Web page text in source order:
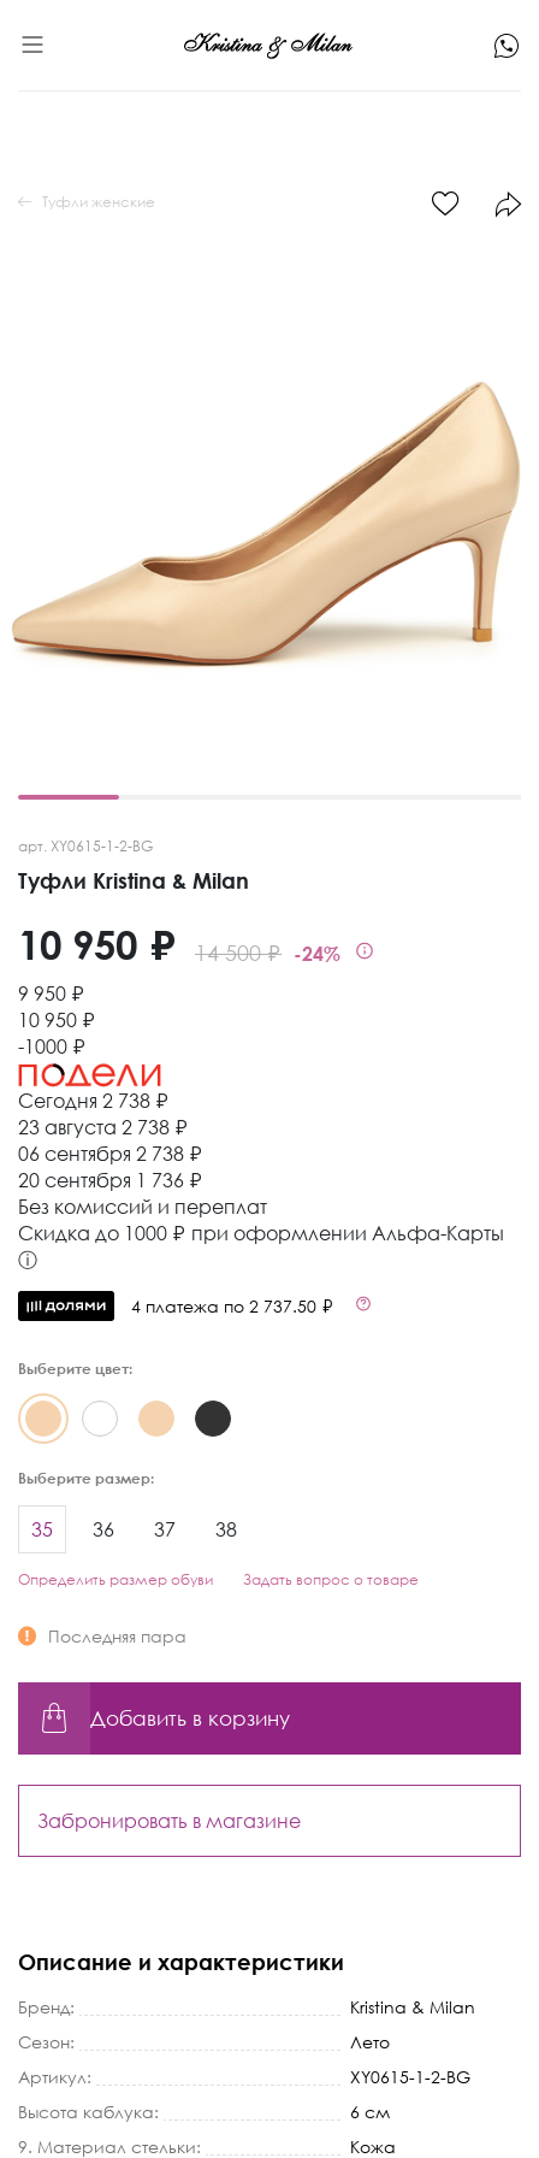
арт. XY0615-1-2-BG
Туфли Kristina & Milan
14 500 ₽ -24%
10 950 ₽
9 950 ₽
10 950 ₽
-1000 ₽
Сегодня 2 738 ₽
23 августа 2 738 ₽
06 сентября 2 738 ₽
20 сентября 1 736 ₽
Без комиссий и переплат
Cкидка до 1000 ₽ при оформлении Альфа-Карты
ⓘ
4 платежа по 2 737.50 ₽
Выберите цвет:
Выберите размер:
35 36 37 38
Определить размер обуви Задать вопрос о товаре
Последняя пара
Добавить в корзину
Забронировать в магазине
Туфли женские
Описание и характеристики
Бренд:
Kristina & Milan
Сезон:
Лето
Артикул:
XY0615-1-2-BG
Высота каблука:
6 см
9. Материал стельки:
Кожа